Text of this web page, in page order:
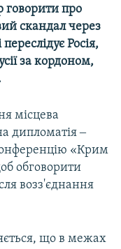
говорити про
скандал через
Росія,
за кордоном,
місцева
дипломатія ‒
«Крим
обговорити
возз'єднання
що в межах